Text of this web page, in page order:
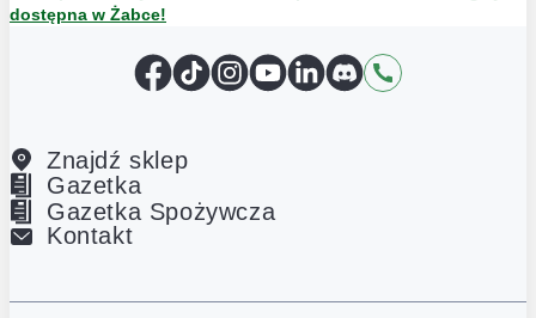
dostępna w Żabce!
Facebook
TikTokInstagram
YouTubeLinkedIn
Discord
Znajdź sklep
Gazetka
Gazetka Spożywcza
Kontakt